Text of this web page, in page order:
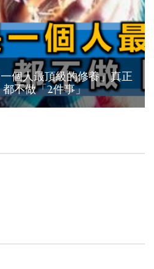
個人最頂級的修養」真正
不做「2件事」